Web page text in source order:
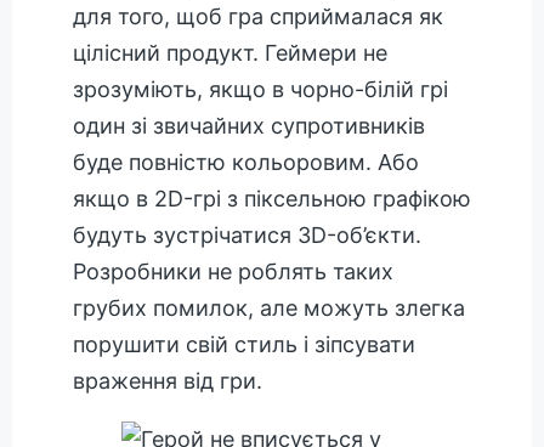
для того, щоб гра сприймалася як
цілісний продукт. Геймери не
зрозуміють, якщо в чорно-білій грі
один зі звичайних супротивників
буде повністю кольоровим. Або
якщо в 2D-грі з піксельною графікою
будуть зустрічатися 3D-об’єкти.
Розробники не роблять таких
грубих помилок, але можуть злегка
порушити свій стиль і зіпсувати
враження від гри.